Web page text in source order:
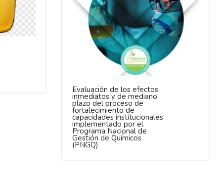
Evaluación de los efectos
inmediatos y de mediano
plazo del proceso de
fortalecimiento de
capacidades institucionales
implementado por el
Programa Nacional de
Gestión de Químicos
(PNGQ)